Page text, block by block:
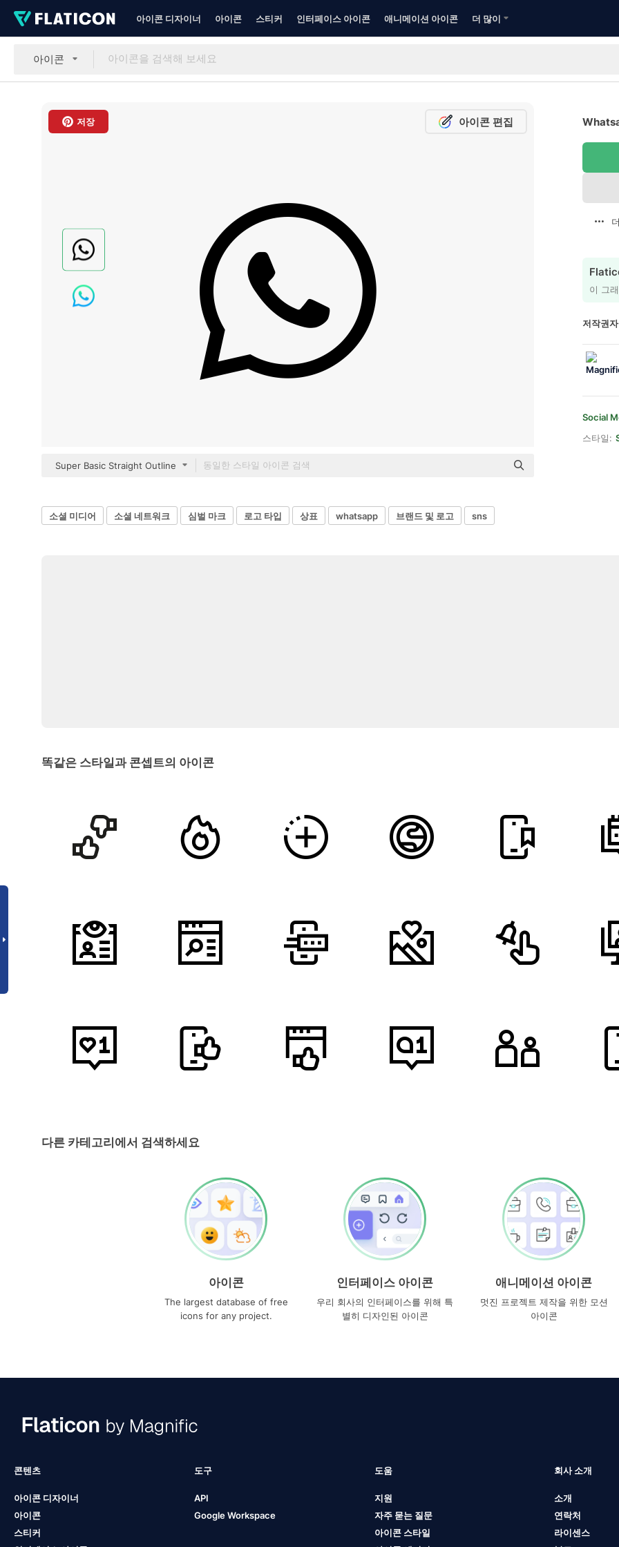
아이콘 디자이너 아이콘 스티커 인터페이스 아이콘 애니메이션 아이콘 더 많이
아이콘
저장 아이콘 편집
Super Basic Straight Outline
이 그
저작권
Social
스타일:
소셜 미디어 소셜 네트워크 심벌 마크 로고 타입 상표 whatsapp 브랜드 및 로고 sns
똑같은 스타일과 콘셉트의 아이콘
다른 카테고리에서 검색하세요
아이콘
The largest database of free
icons for any project.
인터페이스 아이콘
우리 회사의 인터페이스를 위해 특
별히 디자인된 아이콘
애니메이션 아이콘
멋진 프로젝트 제작을 위한 모션
아이콘
콘텐츠
아이콘 디자이너
아이콘
스티커
도구
API
Google Workspace
도움
지원
자주 묻는 질문
아이콘 스타일
회사 소개
소개
연락처
라이센스